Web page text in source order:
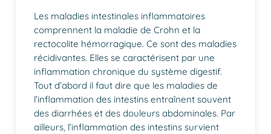
Les maladies intestinales inflammatoires
comprennent la maladie de Crohn et la
rectocolite hémorragique. Ce sont des maladies
récidivantes. Elles se caractérisent par une
inflammation chronique du système digestif.
Tout d’abord il faut dire que les maladies de
l’inflammation des intestins entraînent souvent
des diarrhées et des douleurs abdominales. Par
ailleurs, l’inflammation des intestins survient